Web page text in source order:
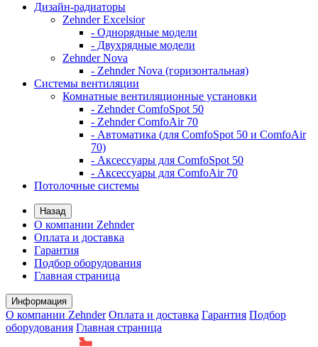
Дизайн-радиаторы
Zehnder Excelsior
- Однорядные модели
- Двухрядные модели
Zehnder Nova
- Zehnder Nova (горизонтальная)
Системы вентиляции
Комнатные вентиляционные установки
- Zehnder ComfoSpot 50
- Zehnder ComfoAir 70
- Автоматика (для ComfoSpot 50 и ComfoAir
70)
- Аксессуары для ComfoSpot 50
- Аксессуары для ComfoAir 70
Потолочные системы
Назад
О компании Zehnder
Оплата и доставка
Гарантия
Подбор оборудования
Главная страница
Информация
О компании Zehnder Оплата и доставка Гарантия Подбор
оборудования Главная страница